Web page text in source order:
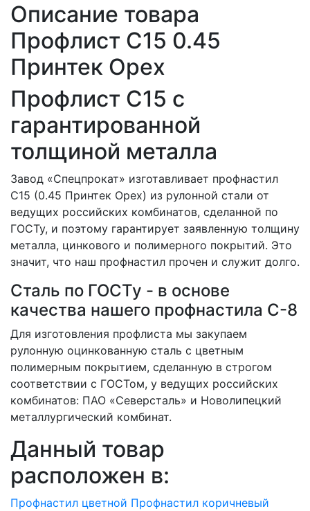
Описание товара
Профлист С15 0.45
Принтек Орех
Профлист С15 с
гарантированной
толщиной металла
Завод «Спецпрокат» изготавливает профнастил
С15 (0.45 Принтек Орех) из рулонной стали от
ведущих российских комбинатов, сделанной по
ГОСТу, и поэтому гарантирует заявленную толщину
металла, цинкового и полимерного покрытий. Это
значит, что наш профнастил прочен и служит долго.
Сталь по ГОСТу - в основе
качества нашего профнастила C-8
Для изготовления профлиста мы закупаем
рулонную оцинкованную сталь с цветным
полимерным покрытием, сделанную в строгом
соответствии с ГОСТом, у ведущих российских
комбинатов: ПАО «Северсталь» и Новолипецкий
металлургический комбинат.
Данный товар
расположен в:
Профнастил цветной Профнастил коричневый